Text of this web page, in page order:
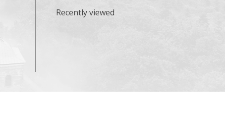
Recently viewed